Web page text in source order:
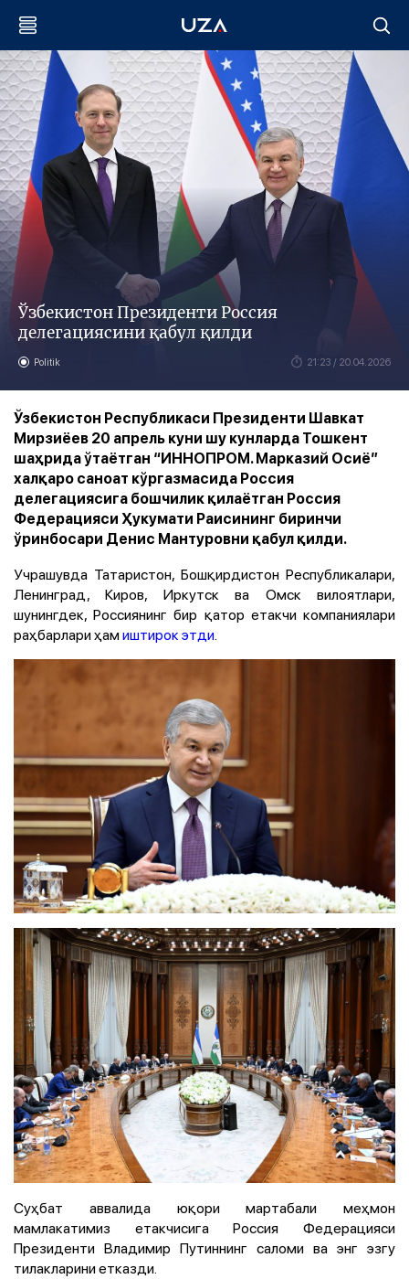
Ўзбекистон Президенти Россия
делегациясини қабул қилди
Politik 21:23 / 20.04.2026
Ўзбекистон Республикаси Президенти Шавкат
Мирзиёев 20 апрель куни шу кунларда Тошкент
шаҳрида ўтаётган “ИННОПРОМ. Марказий Осиё”
халқаро саноат кўргазмасида Россия
делегациясига бошчилик қилаётган Россия
Федерацияси Ҳукумати Раисининг биринчи
ўринбосари Денис Мантуровни қабул қилди.
Учрашувда Татаристон, Бошқирдистон Республикалари,
Ленинград, Киров, Иркутск ва Омск вилоятлари,
шунингдек, Россиянинг бир қатор етакчи компаниялари
раҳбарлари ҳамиштирок этди.
Суҳбат аввалида юқори мартабали меҳмон
мамлакатимиз етакчисига Россия Федерацияси
Президенти Владимир Путиннинг саломи ва энг эзгу
тилакларини етказди.